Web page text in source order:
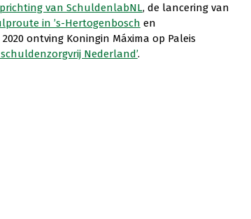
van SchuldenlabNL, de lancering van
in ’s-Hertogenbosch en
ontving Koningin Máxima op Paleis
Nederland’.